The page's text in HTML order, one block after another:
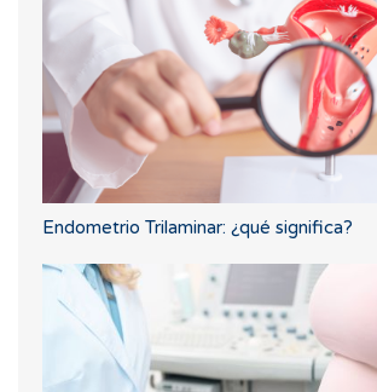
Endometrio Trilaminar: ¿qué significa?